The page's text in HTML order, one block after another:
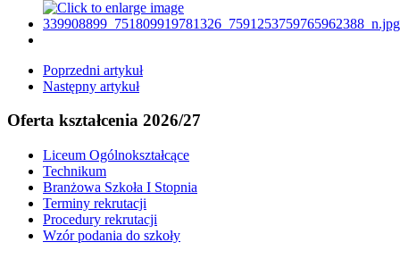
Poprzedni artykuł
Następny artykuł
Oferta kształcenia 2026/27
Liceum Ogólnokształcące
Technikum
Branżowa Szkoła I Stopnia
Terminy rekrutacji
Procedury rekrutacji
Wzór podania do szkoły